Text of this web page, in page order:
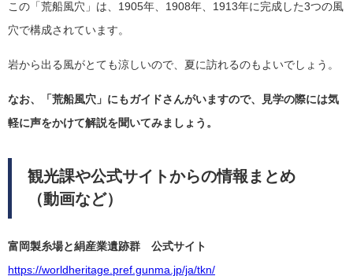
この「荒船風穴」は、1905年、1908年、1913年に完成した3つの風
穴で構成されています。
岩から出る風がとても涼しいので、夏に訪れるのもよいでしょう。
なお、「荒船風穴」にもガイドさんがいますので、見学の際には気
軽に声をかけて解説を聞いてみましょう。
観光課や公式サイトからの情報まとめ
（動画など）
富岡製糸場と絹産業遺跡群 公式サイト
https://worldheritage.pref.gunma.jp/ja/tkn/